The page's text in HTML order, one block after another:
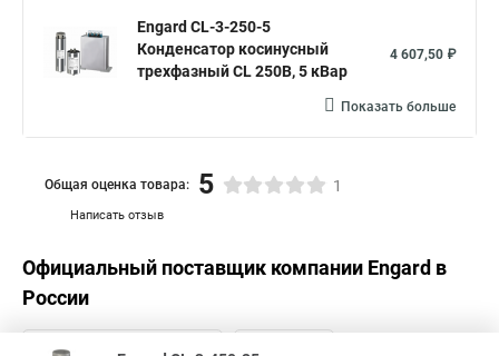
Engard CL-3-250-5
Конденсатор косинусный
трехфазный CL 250В, 5 кВар
4 607,50 ₽
Показать больше
Написать отзыв
Общая оценка товара: 5 1
Официальный поставщик компании Engard в
России